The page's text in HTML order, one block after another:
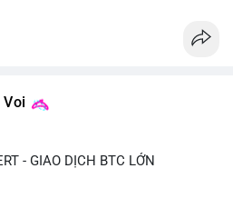
Voi
- GIAO DỊCH BTC LỚN